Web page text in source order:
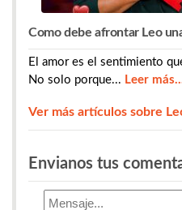
Como debe afrontar Leo
El amor es el sentimiento
No solo porque... Leer
Ver más artículos sobre
​​​​​​​​​Envianos tus